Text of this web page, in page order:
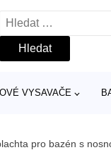
Vyhledávání
VYSAVAČE
pro bazén s